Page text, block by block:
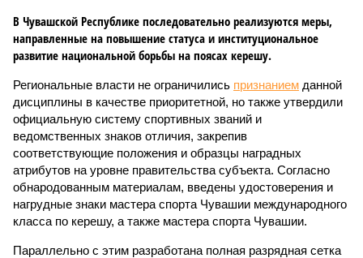
В Чувашской Республике последовательно реализуются меры,
направленные на повышение статуса и институциональное
развитие национальной борьбы на поясах керешу.
Региональные власти не ограничились признанием данной
дисциплины в качестве приоритетной, но также утвердили
официальную систему спортивных званий и
ведомственных знаков отличия, закрепив
соответствующие положения и образцы наградных
атрибутов на уровне правительства субъекта. Согласно
обнародованным материалам, введены удостоверения и
нагрудные знаки мастера спорта Чувашии международного
класса по керешу, а также мастера спорта Чувашии.
Параллельно с этим разработана полная разрядная сетка